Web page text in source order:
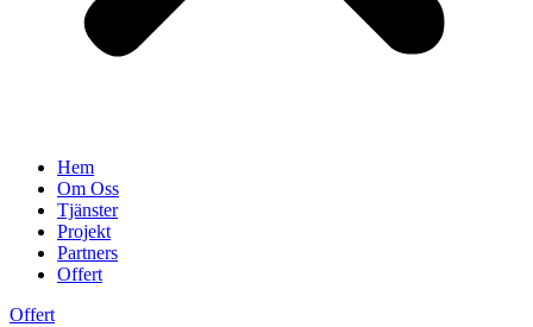
Hem
Om Oss
Tjänster
Projekt
Partners
Offert
Offert